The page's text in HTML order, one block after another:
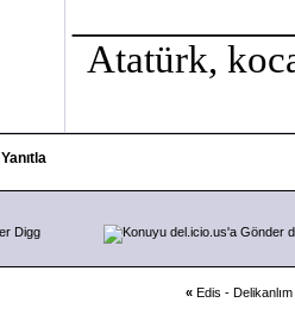
Atatürk,
Yanıtla
Digg
« Edis -